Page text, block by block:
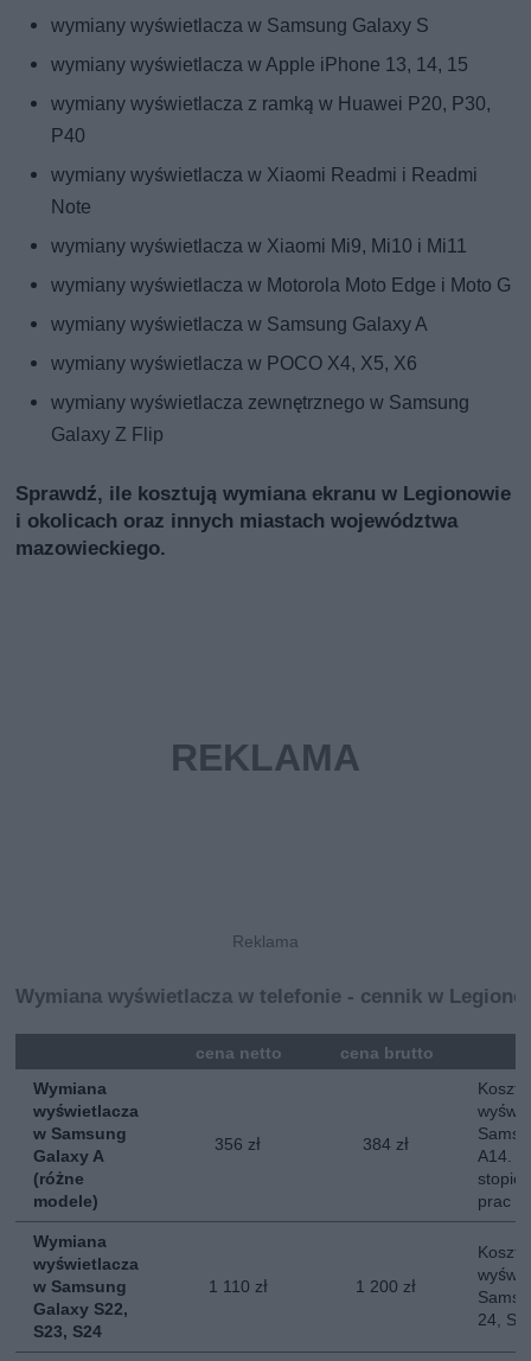
wymiany wyświetlacza w Samsung Galaxy S
wymiany wyświetlacza w Apple iPhone 13, 14, 15
wymiany wyświetlacza z ramką w Huawei P20, P30,
P40
wymiany wyświetlacza w Xiaomi Readmi i Readmi
Note
wymiany wyświetlacza w Xiaomi Mi9, Mi10 i Mi11
wymiany wyświetlacza w Motorola Moto Edge i Moto G
wymiany wyświetlacza w Samsung Galaxy A
wymiany wyświetlacza w POCO X4, X5, X6
wymiany wyświetlacza zewnętrznego w Samsung
Galaxy Z Flip
Sprawdź, ile kosztują wymiana ekranu w Legionowie
i okolicach oraz innych miastach województwa
mazowieckiego.
Wymiana wyświetlacza w telefonie - cennik w
cena netto cena brutto
Wymiana
wyświetlacza
w Samsung
Galaxy A
(różne
modele)
356 zł 384 zł
Koszt
A14.
prac
Wymiana
wyświetlacza
w Samsung
Galaxy S22,
S23, S24
1 110 zł 1 200 zł
Koszt
24,